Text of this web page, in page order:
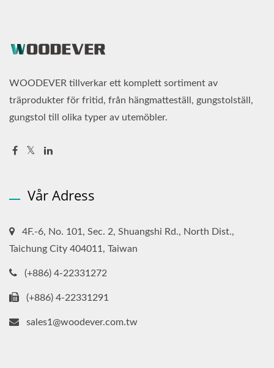
WOODEVER tillverkar ett komplett sortiment av
träprodukter för fritid, från hängmatteställ, gungstolställ,
gungstol till olika typer av utemöbler.
Vår Adress
4F.-6, No. 101, Sec. 2, Shuangshi Rd., North Dist.,
Taichung City 404011, Taiwan
(+886) 4-22331272
(+886) 4-22331291
sales1@woodever.com.tw